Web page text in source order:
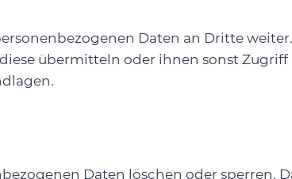
Daten an Dritte
übermitteln oder ihnen sonst
Daten löschen oder sperren.